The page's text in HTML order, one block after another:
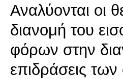
Αναλύονται οι
διανομή του
φόρων στην
επιδράσεις